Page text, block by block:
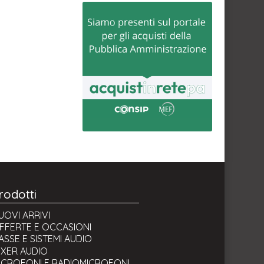
ARRIVI
E OCCASIONI
E SISTEMI AUDIO
attive (amplificate)
AUDIO